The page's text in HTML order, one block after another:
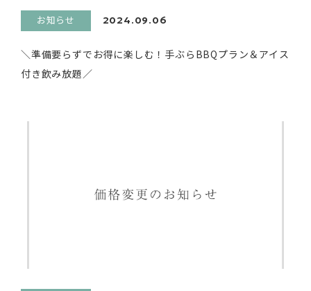
お知らせ 2024.09.06
＼準備要らずでお得に楽しむ！手ぶらBBQプラン＆アイス
付き飲み放題／